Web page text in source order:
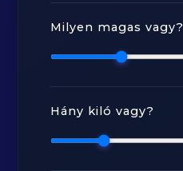
Milyen magas vagy?
Hány kiló vagy?